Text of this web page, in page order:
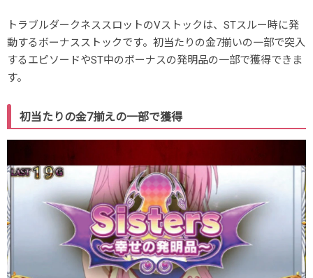
トラブルダークネススロットのVストックは、STスルー時に発
動するボーナスストックです。初当たりの金7揃いの一部で突入
するエピソードやST中のボーナスの発明品の一部で獲得できま
す。
初当たりの金7揃えの一部で獲得